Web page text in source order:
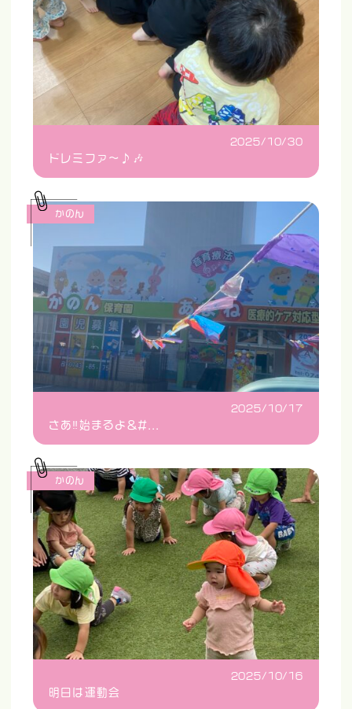
2025/10/30
ドレミファ〜♪🎶
2025/10/17
さあ‼️始まるよ&#...
かのん
2025/10/16
明日は運動会
かのん